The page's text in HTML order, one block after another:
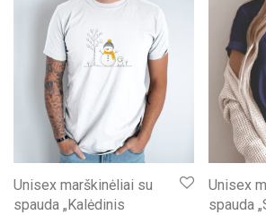
Unisex marškinėliai su
spauda „Kalėdinis
Unisex
spauda